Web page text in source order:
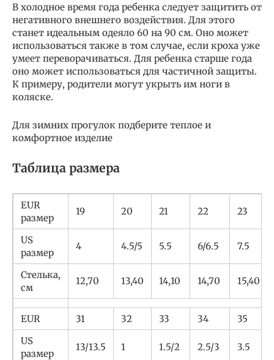
В холодное время года ребенка следует защитить от
негативного внешнего воздействия. Для этого
станет идеальным одеяло 60 на 90 см. Оно может
использоваться также в том случае, если кроха уже
умеет переворачиваться. Для ребенка старше года
оно может использоваться для частичной защиты.
К примеру, родители могут укрыть им ноги в
коляске.
Для зимних прогулок подберите теплое и
комфортное изделие
Таблица размера
EUR
размер
19 20 21 22 23
US
размер
4 4.5/5 5.5 6/6.5 7.5
Стелька,
см
12,70 13,40 14,10 14,70 15,40
EUR 31 32 33 34
35
US
размер
13/13.5 1 1.5/2 2.5/3 3.5